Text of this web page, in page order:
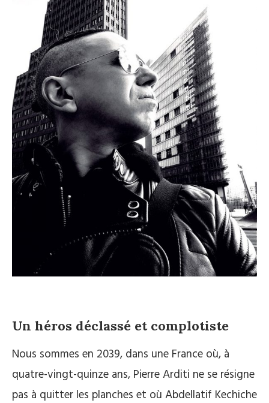
Un héros déclassé et complotiste
Nous sommes en 2039, dans une France où, à
quatre-vingt-quinze ans, Pierre Arditi ne se résigne
pas à quitter les planches et où Abdellatif Kechiche